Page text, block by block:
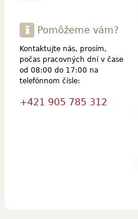
Pomôžeme vám?
Kontaktujte nás, prosím,
počas pracovných dní v čase
od 08:00 do 17:00 na
telefónnom čísle:
+421 905 785 312